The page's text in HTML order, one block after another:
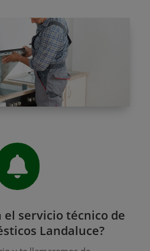

el servicio técnico de
Landaluce?